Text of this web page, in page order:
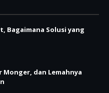
Bagaimana Solusi yang
Monger, dan Lemahnya